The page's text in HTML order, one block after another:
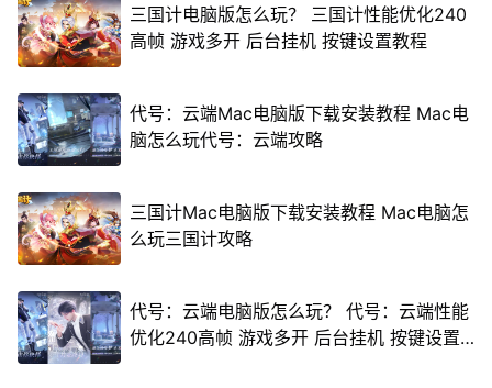
三国计电脑版怎么玩？ 三国计性能优化240
高帧 游戏多开 后台挂机 按键设置教程
代号：云端Mac电脑版下载安装教程 Mac电
脑怎么玩代号：云端攻略
三国计Mac电脑版下载安装教程 Mac电脑怎
么玩三国计攻略
代号：云端电脑版怎么玩？ 代号：云端性能
优化240高帧 游戏多开 后台挂机 按键设置